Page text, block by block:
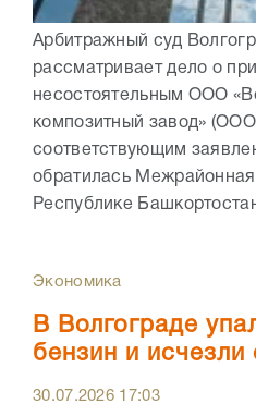
Арбитражный суд
рассматривает дело о
несостоятельным ООО
композитный завод»
соответствующим
обратилась
Республике
Экономика
В Волгограде
бензин и
30.07.2026 17:03